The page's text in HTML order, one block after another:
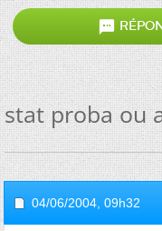

stat proba ou
04/06/2004, 09h32